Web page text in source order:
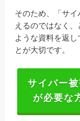
そのため、「サ
えるのではなく
ような資料を返
とが大切です。
サイバー
が必要な